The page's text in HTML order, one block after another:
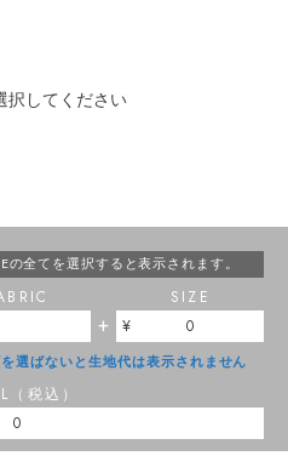
択してください
の全てを選択すると表示されます。
選ばないと生地代は表示されません
+
SIZE
0
（税込）
0